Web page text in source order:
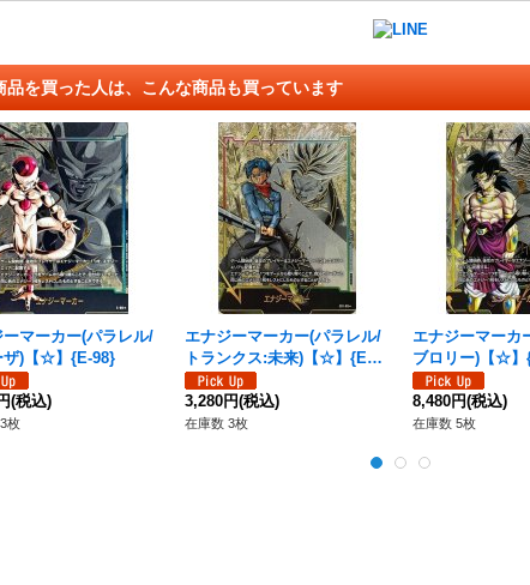
品を買った人は、こんな商品も買っています
ーマーカー(パラレル/
ザ)【☆】{E-98}
(税込)
枚
エナジーマーカー(パラレル/
トランクス:未来)【☆】{E01-
08}
3,280円(税込)
在庫数 3枚
エナジーマーカ
ブロリー)【☆】
8,480円(税込)
在庫数 5枚